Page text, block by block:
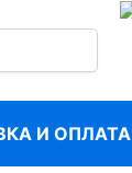
И ОПЛАТА